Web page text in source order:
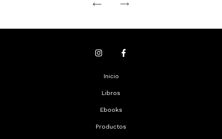
Inicio
Libros
Ebooks
Productos